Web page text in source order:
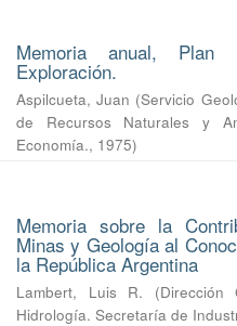
Memoria anual, Plan
Exploración.
Aspilcueta, Juan (Servicio
de Recursos Naturales y
Economía., 1975)
Memoria sobre la
Minas y Geología al
la República Argentina
Lambert, Luis R. (
Hidrología. Secretaría de